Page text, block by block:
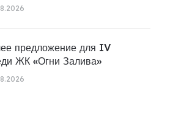
предложение для IV
ЖК «Огни Залива»